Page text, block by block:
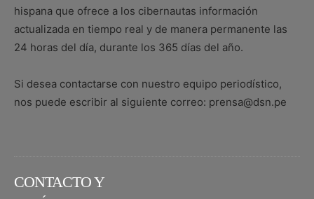
hispana que ofrece a los cibernautas información
actualizada en tiempo real y de manera permanente las
24 horas del día, durante los 365 días del año.
Si desea contactarse con nuestro equipo periodístico,
nos puede escribir al siguiente correo: prensa@dsn.pe
CONTACTO Y